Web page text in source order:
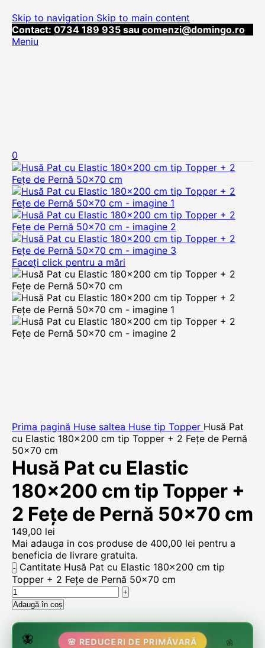
Skip to navigation Skip to main content
Contact: 0734 189 935 sau comenzi@domingo.ro
Meniu
0
Faceți click pentru a mări
Prima pagină Huse saltea Huse tip Topper Husă Pat
cu Elastic 180×200 cm tip Topper + 2 Fețe de Pernă
50×70 cm
Husă Pat cu Elastic
180×200 cm tip Topper +
2 Fețe de Pernă 50×70 cm
149,00 lei
Mai adauga in cos produse de 400,00 lei pentru a
beneficia de livrare gratuita.
Cantitate Husă Pat cu Elastic 180x200 cm tip
Topper + 2 Fețe de Pernă 50x70 cm
Adaugă în coș
🌸
🌷
🦋 🌸 REDUCERI DE PRIMĂVARĂ